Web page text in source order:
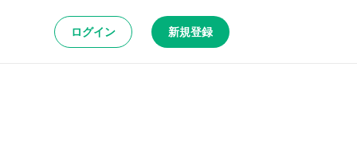
ログイン 新規登録